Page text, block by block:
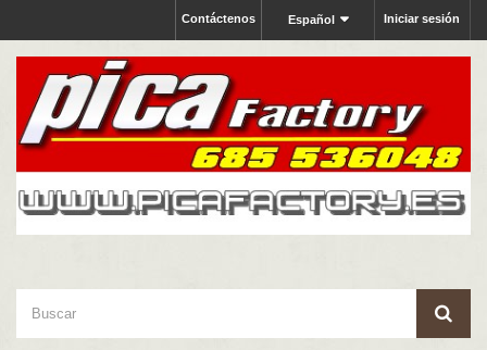
Iniciar sesión
Español
Contáctenos